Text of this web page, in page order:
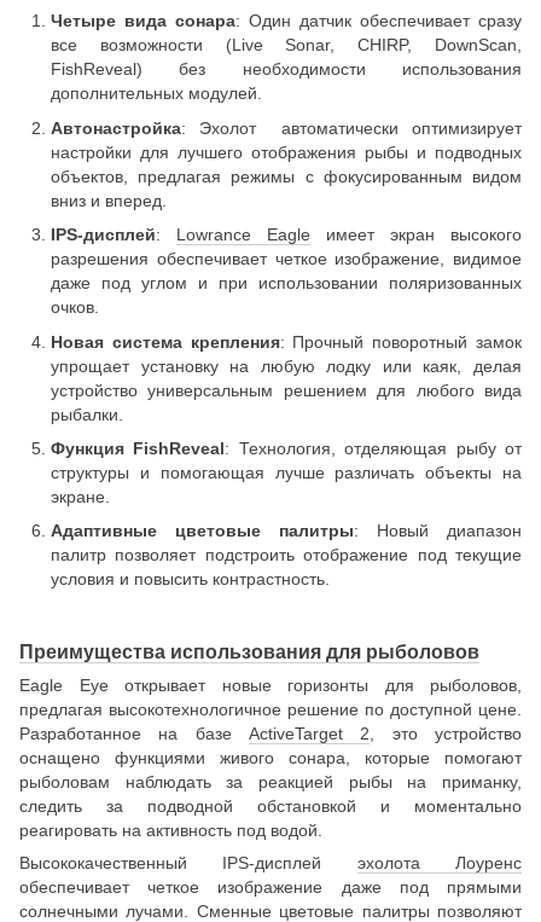
Четыре вида сонара: Один датчик обеспечивает сразу
все возможности (Live Sonar, CHIRP, DownScan,
FishReveal) без необходимости использования
дополнительных модулей.
Автонастройка: Эхолот автоматически оптимизирует
настройки для лучшего отображения рыбы и подводных
объектов, предлагая режимы с фокусированным видом
вниз и вперед.
IPS-дисплей: Lowrance Eagle имеет экран высокого
разрешения обеспечивает четкое изображение, видимое
даже под углом и при использовании поляризованных
очков.
Новая система крепления: Прочный поворотный замок
упрощает установку на любую лодку или каяк, делая
устройство универсальным решением для любого вида
рыбалки.
Функция FishReveal: Технология, отделяющая рыбу от
структуры и помогающая лучше различать объекты на
экране.
Адаптивные цветовые палитры: Новый диапазон
палитр позволяет подстроить отображение под текущие
условия и повысить контрастность.
Преимущества использования для рыболовов
Eagle Eye открывает новые горизонты для рыболовов,
предлагая высокотехнологичное решение по доступной цене.
Разработанное на базе ActiveTarget 2 , это устройство
оснащено функциями живого сонара, которые помогают
рыболовам наблюдать за реакцией рыбы на приманку,
следить за подводной обстановкой и моментально
реагировать на активность под водой.
Высококачественный IPS-дисплей эхолота Лоуренс
обеспечивает четкое изображение даже под прямыми
солнечными лучами. Сменные цветовые палитры позволяют